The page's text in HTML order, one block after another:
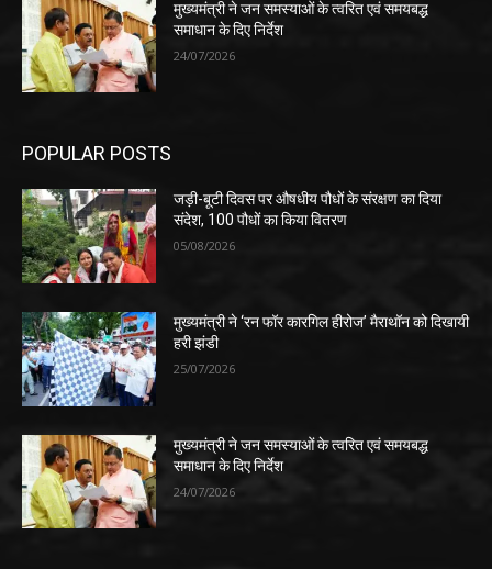
मुख्यमंत्री ने जन समस्याओं के त्वरित एवं समयबद्ध
समाधान के दिए निर्देश
24/07/2026
POPULAR POSTS
जड़ी-बूटी दिवस पर औषधीय पौधों के संरक्षण का दिया
संदेश, 100 पौधों का किया वितरण
05/08/2026
मुख्यमंत्री ने ‘रन फॉर कारगिल हीरोज’ मैराथॉन को दिखायी
हरी झंडी
25/07/2026
मुख्यमंत्री ने जन समस्याओं के त्वरित एवं समयबद्ध
समाधान के दिए निर्देश
24/07/2026